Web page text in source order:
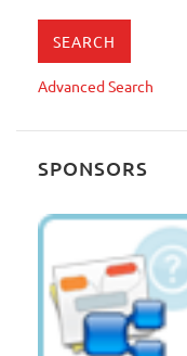
Advanced Search
SPONSORS